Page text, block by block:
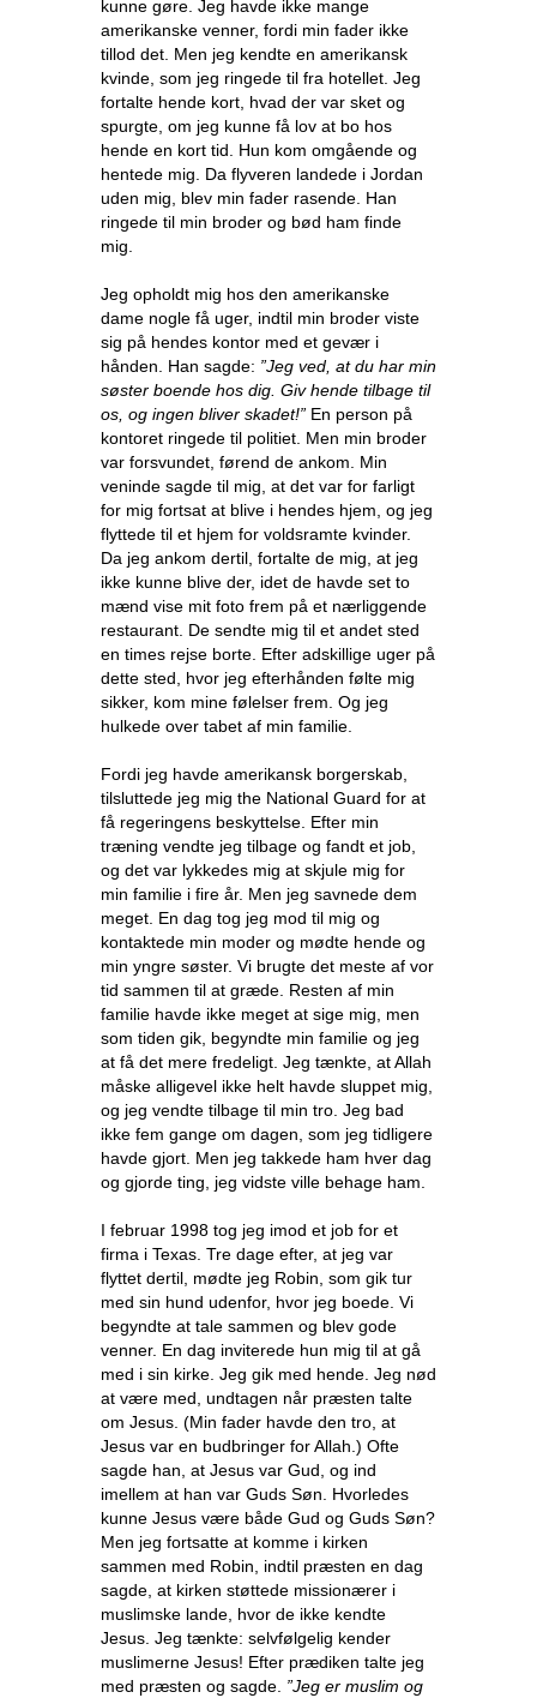
kunne gøre. Jeg havde ikke mange
amerikanske venner, fordi min fader ikke
tillod det. Men jeg kendte en amerikansk
kvinde, som jeg ringede til fra hotellet. Jeg
fortalte hende kort, hvad der var sket og
spurgte, om jeg kunne få lov at bo hos
hende en kort tid. Hun kom omgående og
hentede mig. Da flyveren landede i Jordan
uden mig, blev min fader rasende. Han
ringede til min broder og bød ham finde
mig.
Jeg opholdt mig hos den amerikanske
dame nogle få uger, indtil min broder viste
sig på hendes kontor med et gevær i
hånden. Han sagde: ”Jeg ved, at du har min
søster boende hos dig. Giv hende tilbage til
os, og ingen bliver skadet!” En person på
kontoret ringede til politiet. Men min broder
var forsvundet, førend de ankom. Min
veninde sagde til mig, at det var for farligt
for mig fortsat at blive i hendes hjem, og jeg
flyttede til et hjem for voldsramte kvinder.
Da jeg ankom dertil, fortalte de mig, at jeg
ikke kunne blive der, idet de havde set to
mænd vise mit foto frem på et nærliggende
restaurant. De sendte mig til et andet sted
en times rejse borte. Efter adskillige uger på
dette sted, hvor jeg efterhånden følte mig
sikker, kom mine følelser frem. Og jeg
hulkede over tabet af min familie.
Fordi jeg havde amerikansk borgerskab,
tilsluttede jeg mig the National Guard for at
få regeringens beskyttelse. Efter min
træning vendte jeg tilbage og fandt et job,
og det var lykkedes mig at skjule mig for
min familie i fire år. Men jeg savnede dem
meget. En dag tog jeg mod til mig og
kontaktede min moder og mødte hende og
min yngre søster. Vi brugte det meste af vor
tid sammen til at græde. Resten af min
familie havde ikke meget at sige mig, men
som tiden gik, begyndte min familie og jeg
at få det mere fredeligt. Jeg tænkte, at Allah
måske alligevel ikke helt havde sluppet mig,
og jeg vendte tilbage til min tro. Jeg bad
ikke fem gange om dagen, som jeg tidligere
havde gjort. Men jeg takkede ham hver dag
og gjorde ting, jeg vidste ville behage ham.
I februar 1998 tog jeg imod et job for et
firma i Texas. Tre dage efter, at jeg var
flyttet dertil, mødte jeg Robin, som gik tur
med sin hund udenfor, hvor jeg boede. Vi
begyndte at tale sammen og blev gode
venner. En dag inviterede hun mig til at gå
med i sin kirke. Jeg gik med hende. Jeg nød
at være med, undtagen når præsten talte
om Jesus. (Min fader havde den tro, at
Jesus var en budbringer for Allah.) Ofte
sagde han, at Jesus var Gud, og ind
imellem at han var Guds Søn. Hvorledes
kunne Jesus være både Gud og Guds Søn?
Men jeg fortsatte at komme i kirken
sammen med Robin, indtil præsten en dag
sagde, at kirken støttede missionærer i
muslimske lande, hvor de ikke kendte
Jesus. Jeg tænkte: selvfølgelig kender
muslimerne Jesus! Efter prædiken talte jeg
med præsten og sagde. ”Jeg er muslim og